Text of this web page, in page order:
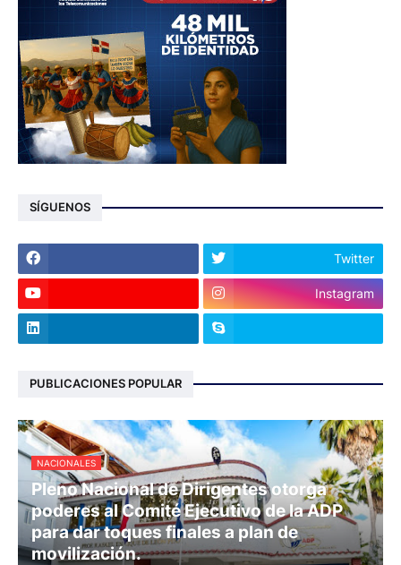
SÍGUENOS
Twitter
Instagram
PUBLICACIONES POPULAR
NACIONALES
Pleno Nacional de Dirigentes otorga
poderes al Comité Ejecutivo de la ADP
para dar toques finales a plan de
movilización.